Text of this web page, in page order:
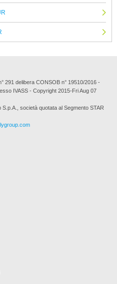
291 delibera CONSOB n° 19510/2016 -
IVASS - Copyright 2015-Fri Aug 07
società quotata al Segmento STAR